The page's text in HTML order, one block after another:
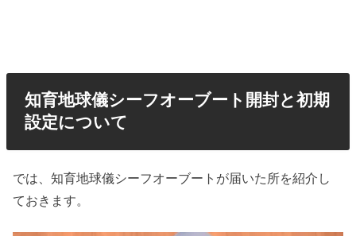
知育地球儀シーフオーブート開封と初期
設定について
では、知育地球儀シーフオーブートが届いた所を紹介し
ておきます。